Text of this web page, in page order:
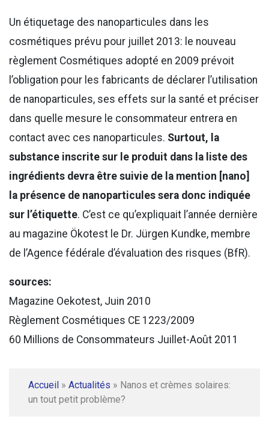
Un étiquetage des nanoparticules dans les
cosmétiques prévu pour juillet 2013: le nouveau
règlement Cosmétiques adopté en 2009 prévoit
l’obligation pour les fabricants de déclarer l’utilisation
de nanoparticules, ses effets sur la santé et préciser
dans quelle mesure le consommateur entrera en
contact avec ces nanoparticules. Surtout, la
substance inscrite sur le produit dans la liste des
ingrédients devra être suivie de la mention [nano]
la présence de nanoparticules sera donc indiquée
sur l’étiquette. C’est ce qu’expliquait l’année dernière
au magazine Ökotest le Dr. Jürgen Kundke, membre
de l’Agence fédérale d’évaluation des risques (BfR).
sources:
Magazine Oekotest, Juin 2010
Règlement Cosmétiques CE 1223/2009
60 Millions de Consommateurs Juillet-Août 2011
Accueil » Actualités » Nanos et crèmes solaires:
un tout petit problème?